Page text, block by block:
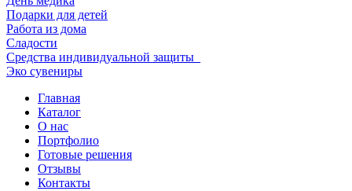
Подарки для детей
Работа из дома
Сладости
Средства индивидуальной защиты_
Эко сувениры
Главная
Каталог
О нас
Портфолио
Готовые решения
Отзывы
Контакты